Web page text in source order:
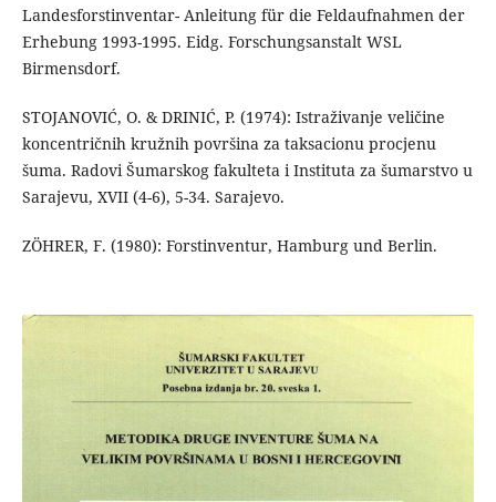
Landesforstinventar- Anleitung für die Feldaufnahmen der
Erhebung 1993-1995. Eidg. Forschungsanstalt WSL
Birmensdorf.
STOJANOVIĆ, O. & DRINIĆ, P. (1974): Istraživanje veličine
koncentričnih kružnih površina za taksacionu procjenu
šuma. Radovi Šumarskog fakulteta i Instituta za šumarstvo u
Sarajevu, XVII (4-6), 5-34. Sarajevo.
ZÖHRER, F. (1980): Forstinventur, Hamburg und Berlin.